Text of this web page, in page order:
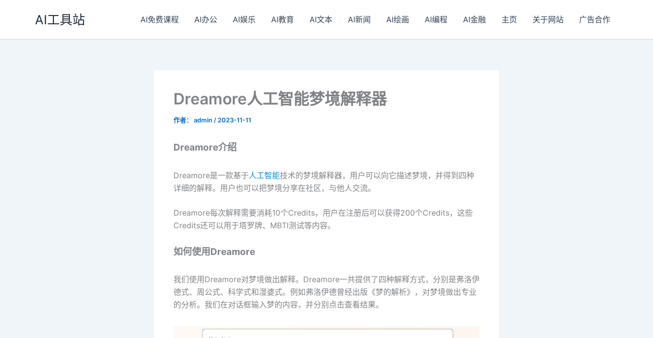
AI工具站 AI免费课程 AI办公 AI娱乐 AI教育 AI文本 AI新闻 AI绘画 AI编程 AI金融 主页 关于网站 广告合作
Dreamore人工智能梦境解释器
作者： admin / 2023-11-11
Dreamore介绍
Dreamore是一款基于人工智能技术的梦境解释器，用户可以向它描述梦境，并得到四种
详细的解释。用户也可以把梦境分享在社区，与他人交流。
Dreamore每次解释需要消耗10个Credits，用户在注册后可以获得200个Credits，这些
Credits还可以用于塔罗牌、MBTI测试等内容。
如何使用Dreamore
我们使用Dreamore对梦境做出解释。Dreamore一共提供了四种解释方式，分别是弗洛伊
德式、周公式、科学式和湿婆式。例如弗洛伊德曾经出版《梦的解析》，对梦境做出专业
的分析。我们在对话框输入梦的内容，并分别点击查看结果。